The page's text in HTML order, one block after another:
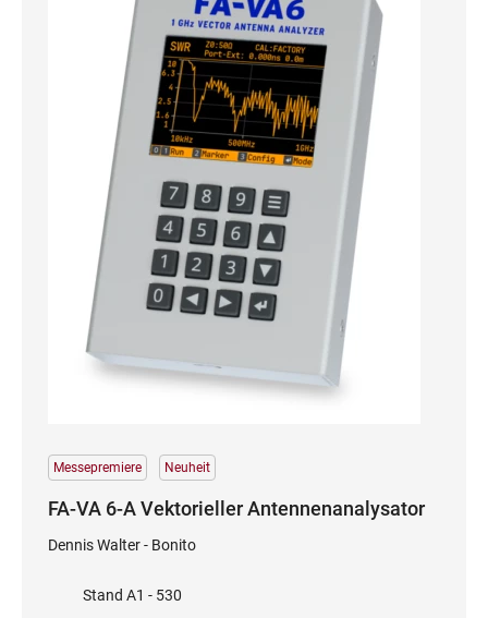
Messepremiere Neuheit
FA-VA 6-A Vektorieller Antennenanalysator
Dennis Walter - Bonito
Stand A1 - 530